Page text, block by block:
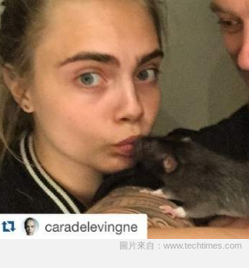
圖片來自：www.techtimes.com